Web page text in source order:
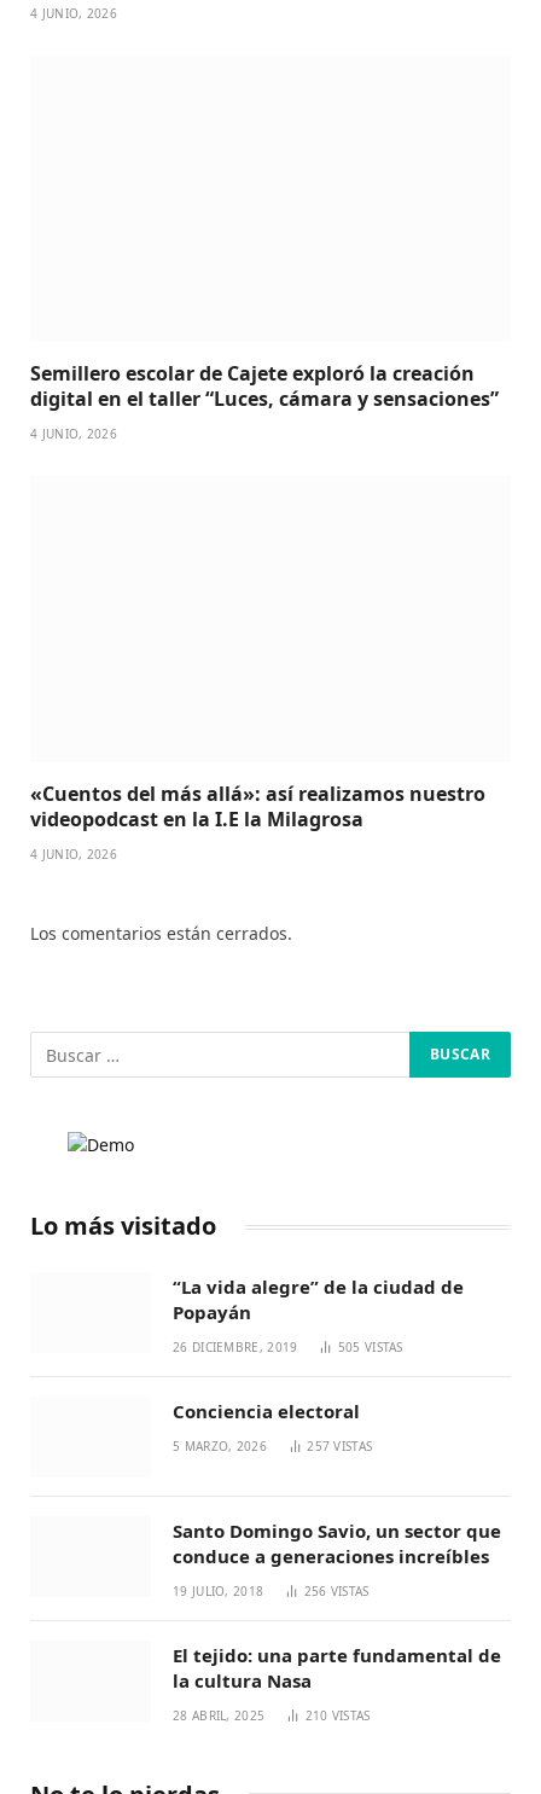
4 JUNIO, 2026
Semillero escolar de Cajete exploró la creación
digital en el taller “Luces, cámara y sensaciones”
4 JUNIO, 2026
«Cuentos del más allá»: así realizamos nuestro
videopodcast en la I.E la Milagrosa
4 JUNIO, 2026
Los comentarios están cerrados.
Lo más visitado
“La vida alegre” de la ciudad de
Popayán
26 DICIEMBRE, 2019 505 VISTAS
Conciencia electoral
5 MARZO, 2026 257VISTAS
Santo Domingo Savio, un sector que
conduce a generaciones increíbles
19 JULIO, 2018 256 VISTAS
El tejido: una parte fundamental de
la cultura Nasa
28 ABRIL, 2025 210 VISTAS